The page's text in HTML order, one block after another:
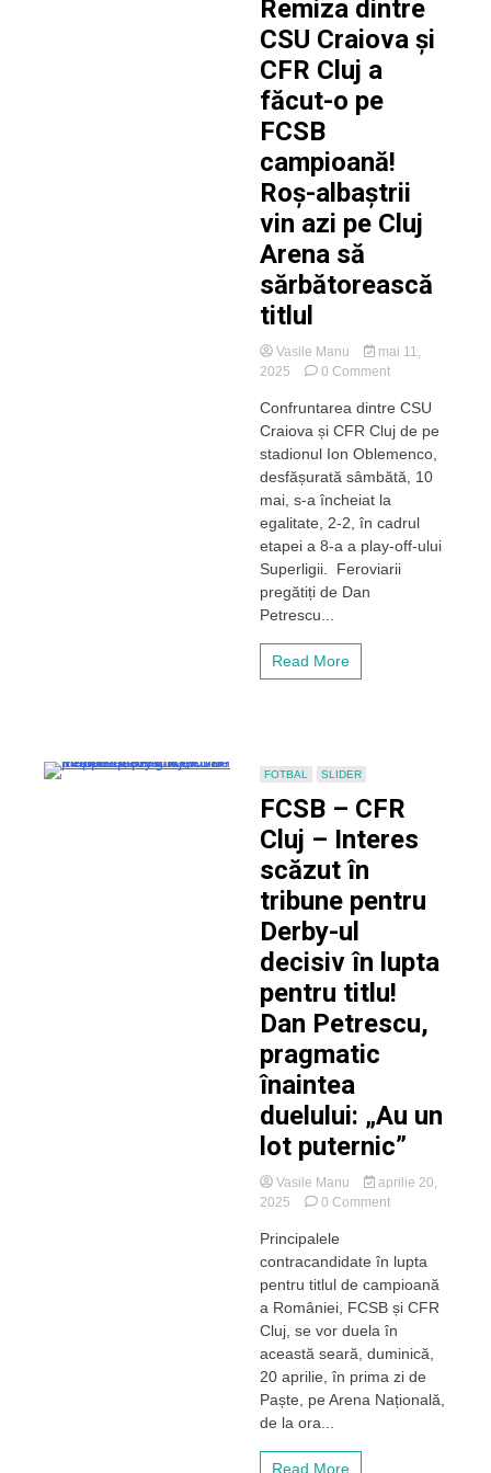
Remiza dintre
CSU Craiova și
CFR Cluj a
făcut-o pe
FCSB
campioană!
Roș-albaștrii
vin azi pe Cluj
Arena să
sărbătorească
titlul
Vasile Manu
mai 11,
2025
0 Commenton
dintre
CSU
Craiova
și
CFR
Cluj
a
făcut-
o
sărbătorească
Confruntarea dintre CSU
Craiova și CFR Cluj de pe
stadionul Ion Oblemenco,
desfășurată sâmbătă, 10
mai, s-a încheiat la
egalitate, 2-2, în cadrul
etapei a 8-a a play-off-ului
Superligii. Feroviarii
pregătiți de Dan
Petrescu...
Read More
FOTBAL SLIDER
FCSB – CFR
Cluj – Interes
scăzut în
tribune pentru
Derby-ul
decisiv în lupta
pentru titlu!
Dan Petrescu,
pragmatic
înaintea
duelului: „Au un
lot puternic”
Vasile Manu
aprilie 20,
2025
0 Commenton
CFR
Cluj
Interes
scăzut
în
tribune
pentru
Principalele
contracandidate în lupta
pentru titlul de campioană
a României, FCSB și CFR
Cluj, se vor duela în
această seară, duminică,
20 aprilie, în prima zi de
Paște, pe Arena Națională,
de la ora...
Read More